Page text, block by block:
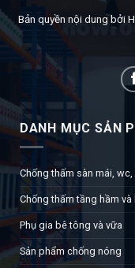
Bản quyền nội dung bởi
DANH MỤC SẢN
Chống thấm sàn mái,
Chống thấm tầng hầm và
Phụ gia bê tông và vữa
Sản phẩm chống nóng